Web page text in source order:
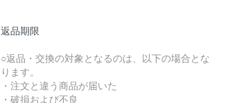
返品期限
○返品・交換の対象となるのは、以下の場合とな
ります。
・注文と違う商品が届いた
・破損および不良